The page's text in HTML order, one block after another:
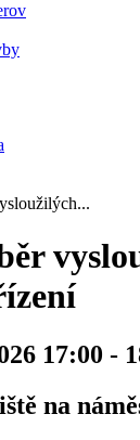
17:00 -
na